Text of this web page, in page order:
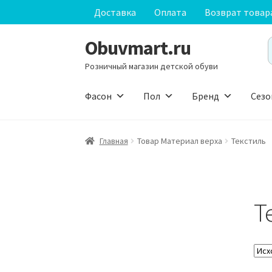
Доставка Оплата Возврат
Перейти
к
Перейти
к
Obuvmart.ru
Розничный магазин детской обуви
Фасон Пол Бренд
Главная Товар Материал верха Текстиль